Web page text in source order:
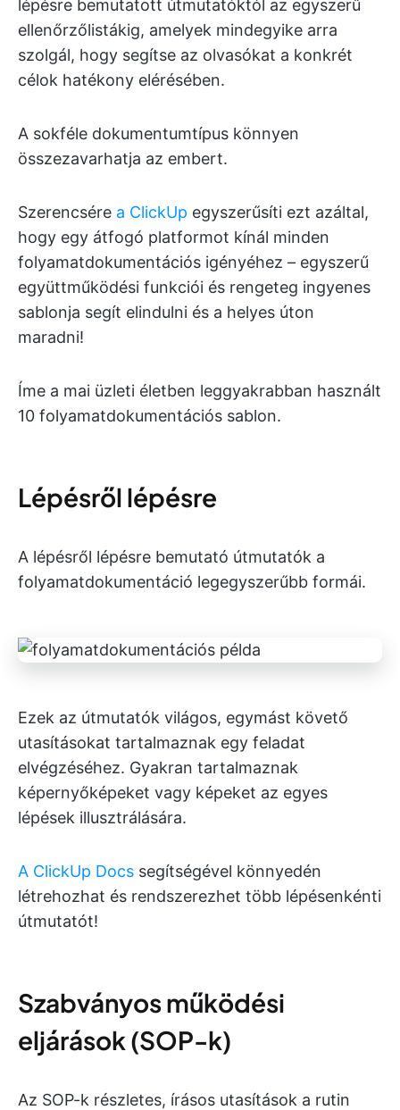
lépésre bemutatott útmutatóktól az egyszerű
ellenőrzőlistákig, amelyek mindegyike arra
szolgál, hogy segítse az olvasókat a konkrét
célok hatékony elérésében.
A sokféle dokumentumtípus könnyen
összezavarhatja az embert.
Szerencsére a ClickUp egyszerűsíti ezt azáltal,
hogy egy átfogó platformot kínál minden
folyamatdokumentációs igényéhez – egyszerű
együttműködési funkciói és rengeteg ingyenes
sablonja segít elindulni és a helyes úton
maradni!
Íme a mai üzleti életben leggyakrabban használt
10 folyamatdokumentációs sablon.
Lépésről lépésre
A lépésről lépésre bemutató útmutatók a
folyamatdokumentáció legegyszerűbb formái.
Ezek az útmutatók világos, egymást követő
utasításokat tartalmaznak egy feladat
elvégzéséhez. Gyakran tartalmaznak
képernyőképeket vagy képeket az egyes
lépések illusztrálására.
A ClickUp Docs segítségével könnyedén
létrehozhat és rendszerezhet több lépésenkénti
útmutatót!
Szabványos működési
eljárások (SOP-k)
Az SOP-k részletes, írásos utasítások a rutin